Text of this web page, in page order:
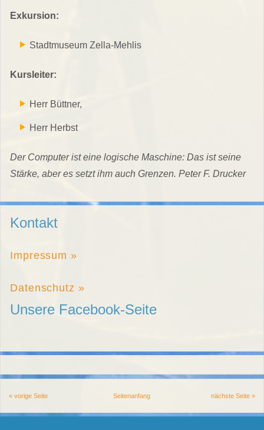
Exkursion:
Stadtmuseum Zella-Mehlis
Kursleiter:
Herr Büttner,
Herr Herbst
Der Computer ist eine logische Maschine: Das ist seine
Stärke, aber es setzt ihm auch Grenzen. Peter F. Drucker
Kontakt
Impressum »
Datenschutz »
Unsere Facebook-Seite
« vorige Seite Seitenanfang nächste Seite »